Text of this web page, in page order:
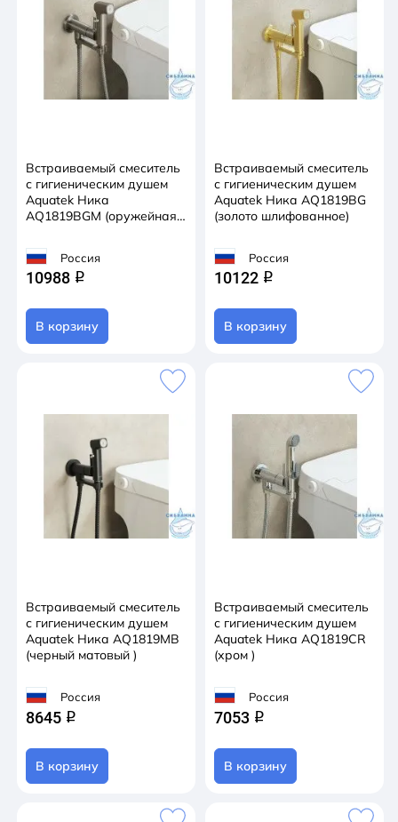
Встраиваемый смеситель
с гигиеническим душем
Aquatek Ника
AQ1819BGM (оружейная
Россия
10988 q
В корзину
Встраиваемый смеситель
с гигиеническим душем
Aquatek Ника AQ1819BG
(золото шлифованное)
Россия
10122 q
В корзину
Встраиваемый смеситель
с гигиеническим душем
Aquatek Ника AQ1819MB
(черный матовый )
Россия
8645 q
В корзину
Встраиваемый смеситель
с гигиеническим душем
Aquatek Ника AQ1819CR
(хром )
Россия
7053 q
В корзину